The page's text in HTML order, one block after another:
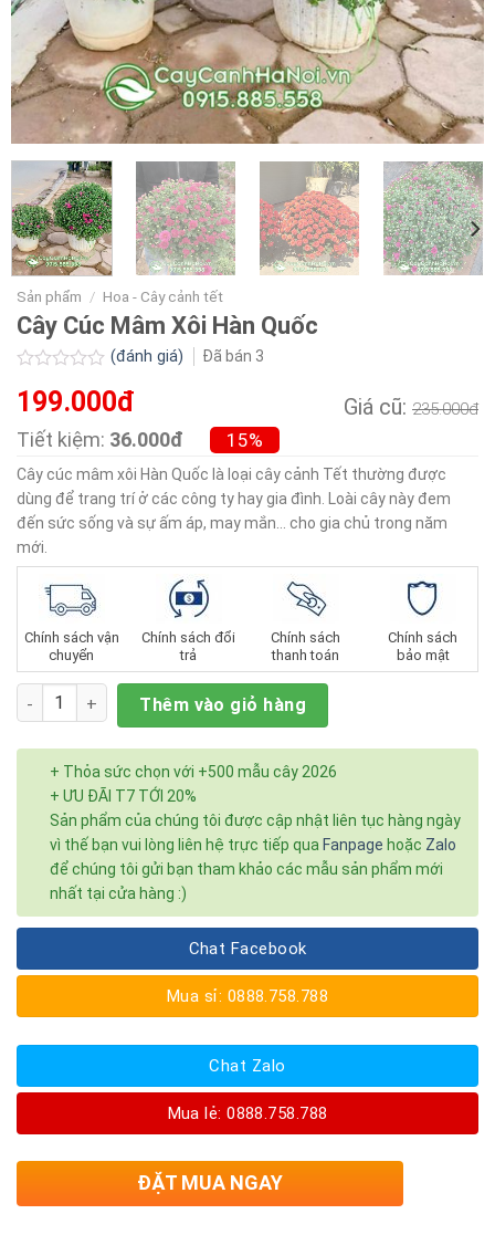
Sản phẩm / Hoa - Cây cảnh tết
Cây Cúc Mâm Xôi Hàn Quốc
xếp
0.0
sao
(đánh giá) Đã bán 3
199.000đ Giá cũ: 235.000đ
Tiết kiệm: 36.000đ 15%
Cây cúc mâm xôi Hàn Quốc là loại cây cảnh Tết thường được
dùng để trang trí ở các công ty hay gia đình. Loài cây này đem
đến sức sống và sự ấm áp, may mắn… cho gia chủ trong năm
mới.
Chính sách vận
chuyển
Chính sách đổi
trả
Chính sách
thanh toán
Chính sách
bảo mật
Số lượng Thêm vào giỏ hàng
+ Thỏa sức chọn với +500 mẫu cây 2026
+ ƯU ĐÃI T7 TỚI 20%
Sản phẩm của chúng tôi được cập nhật liên tục hàng ngày
vì thế bạn vui lòng liên hệ trực tiếp qua Fanpage hoặc Zalo
để chúng tôi gửi bạn tham khảo các mẫu sản phẩm mới
nhất tại cửa hàng :)
Chat Facebook
Mua sỉ: 0888.758.788
Chat Zalo
Mua lẻ: 0888.758.788
ĐẶT MUA NGAY